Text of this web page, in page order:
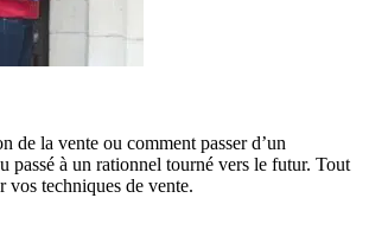
de la vente ou comment passer d’un
passé à un rationnel tourné vers le futur. Tout
vos techniques de vente.